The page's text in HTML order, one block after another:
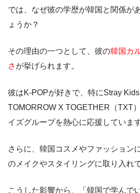
では、なぜ彼の学歴が韓国と関係が
ょうか？
その理由の一つとして、彼の韓国カ
さ が挙げられます。
彼はK-POPが好きで、特にStray
TOMORROW X TOGETHER（TXT
イズグループを熱心に応援しています
さらに、韓国コスメやファッション
のメイクやスタイリングに取り入れ
こうした影響から、「韓国で学んで